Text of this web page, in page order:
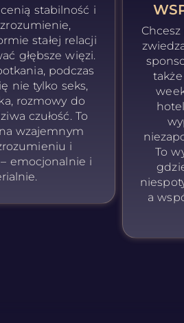
stabilność i
stałej relacji
głębsze więzi.
podczas
nie tylko seks,
rozmowy do
czułość. To
wzajemnym
i
emocjonalnie i
To
a